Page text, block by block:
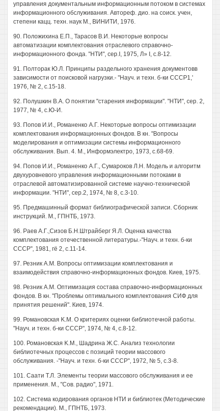
управления документальным информационным потоком в системах
информационного обслуживания. Автореф. дио. на соиск. учен,
степени кацц. техн. наук М., ВИНИТИ, 1976.
90. Положихина Е.П., Тарасов В.И. Некоторые вопросы
автоматизации комплектования отраслевого справочно-
информационного фонда. "НТИ", cep.I, 1975, Л» I, с.8-12.
91. Полторак Ю.Л. Принципы раздельного хранения документовв
зависимости от поисковой нагрузки.- "Науч. и техн. б-ки СССР1,'
1976, № 2, с.15-18.
92. Полушкин В.А. О понятии "старения информации". "НТИ", сер. 2,
1977, № 4, с.Ю-И.
93. Попов И.И., Романенко А.Г. Некоторые вопросы оптимизации
комплектования информационных фондов. В кн. "Вопросы
моделирования и оптимизации системы информационного
обслуживания. Вып. 4. М., Информэлектро, 1973, с.68-69.
94. Попов И.И., Романенко А.Г., Сумароков Л.Н. Модель и алгоритм
двухуровневого управления информационными потоками в
отраслевой автоматизированной системе научно-технической
информации. "НТИ", сер.2, 1974, № 8, с.3-10.
95. Предмашинный формат библиографической записи. Сборник
инструкций. М., ГПНТБ, 1973.
96. Раев А.Г.,Сизов Б.Н.Штрайберг Я.Л. Оценка качества
комплектования отечественной литературы.-"Науч. и техн. б-ки
СССР", 1981, гё 2, с.11-14.
97. Резник A.M. Вопросы оптимизации комплектования и
взаимодействия справочно-информационных фондов. Киев, 1975.
98. Резник A.M. Оптимизация состава справочно-информационных
фондов. В кн. "Проблемы оптимального комплектования СИФ для
принятия решений". Киев, 1974.
99. Романовская K.M. О критериях оценки библиотечной работы.
"Науч. и техн. б-ки СССР", 1974, № 4, с.8-12.
100. Романовская K.M., Шадрина Ж.С. Анализ технологии
библиотечных процессов с позиций теории массового
обслуживания. -"Науч. и техн. б-ки СССР", 1972, № 5, с.3-8.
101. Саати Т.Л. Элементы теории массового обслуживания и ее
применения. М., "Сов. радио", 1971.
102. Система кодирования органов НТИ и библиотек (Методические
рекомендации). М., ГПНТБ, 1973.